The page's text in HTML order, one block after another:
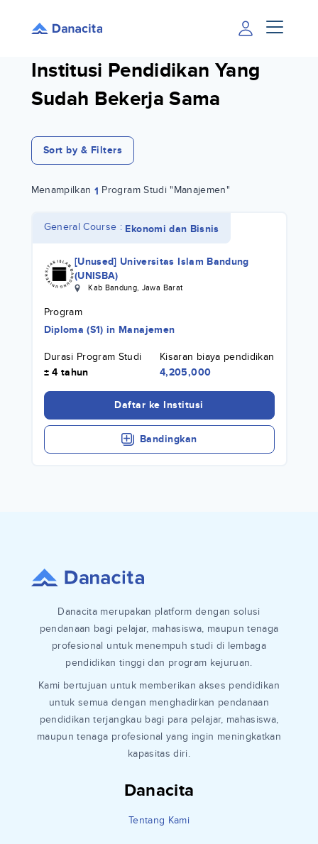
Institusi Pendidikan Yang
Sudah Bekerja Sama
Sort by & Filters
Menampilkan 1 Program Studi "Manajemen"
General Course : Ekonomi dan Bisnis
[Unused] Universitas Islam Bandung
(UNISBA)
Kab Bandung, Jawa Barat
Program
Diploma (S1) in Manajemen
Durasi Program Studi
± 4 tahun
Kisaran biaya pendidikan
4,205,000
Daftar ke Institusi
Bandingkan
Danacita
Tentang Kami
Danacita merupakan platform dengan solusi
pendanaan bagi pelajar, mahasiswa, maupun tenaga
profesional untuk menempuh studi di lembaga
pendidikan tinggi dan program kejuruan.
Kami bertujuan untuk memberikan akses pendidikan
untuk semua dengan menghadirkan pendanaan
pendidikan terjangkau bagi para pelajar, mahasiswa,
maupun tenaga profesional yang ingin meningkatkan
kapasitas diri.